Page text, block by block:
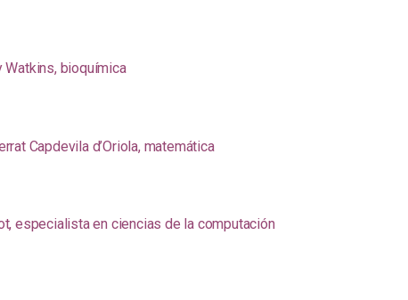
Watkins, bioquímica
Capdevila d’Oriola, matemática
especialista en ciencias de la computación